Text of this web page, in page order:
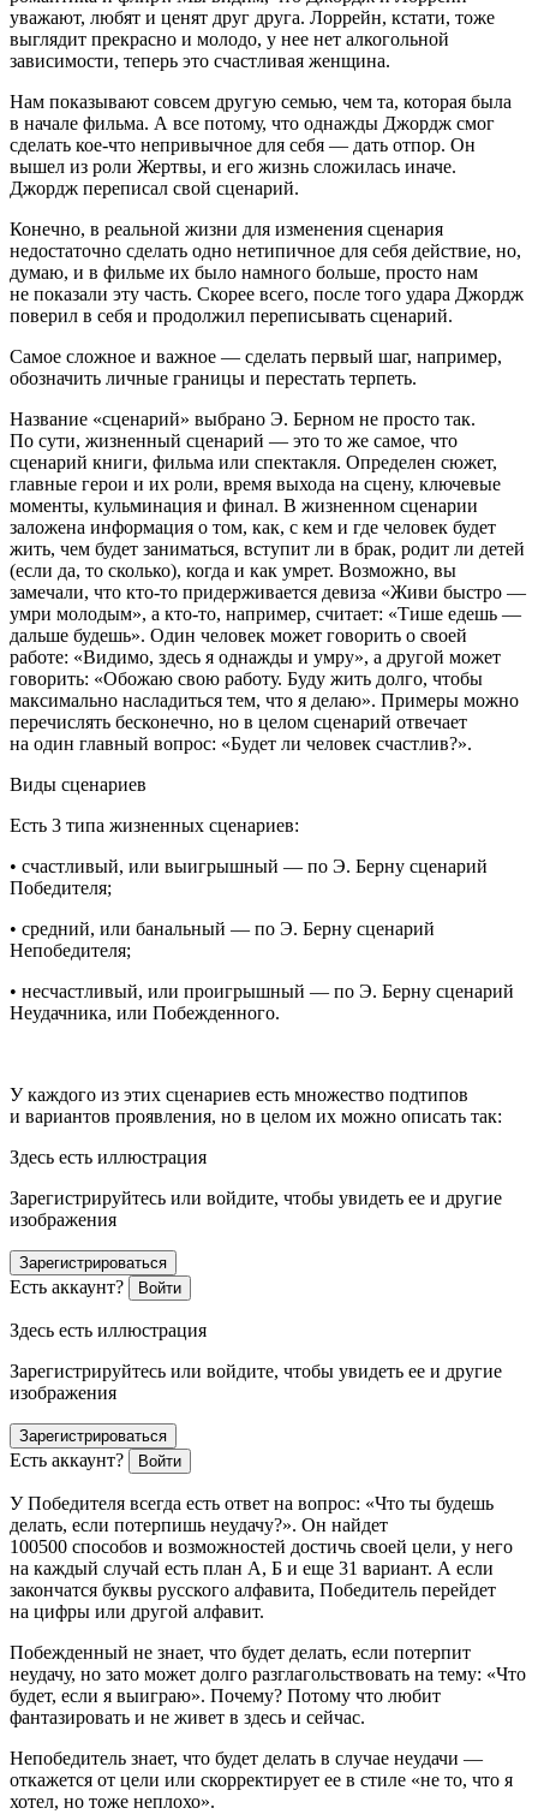
уважают, любят и ценят друг друга. Лоррейн, кстати, тоже
выглядит прекрасно и молодо, у нее нет алкогольной
зависимости, теперь это счастливая женщина.
Нам показывают совсем другую семью, чем та, которая была
в начале фильма. А все потому, что однажды Джордж смог
сделать кое-что непривычное для себя — дать отпор. Он
вышел из роли Жертвы, и его жизнь сложилась иначе.
Джордж переписал свой сценарий.
Конечно, в реальной жизни для изменения сценария
недостаточно сделать одно нетипичное для себя действие, но,
думаю, и в фильме их было намного больше, просто нам
не показали эту часть. Скорее всего, после того удара Джордж
поверил в себя и продолжил переписывать сценарий.
Самое сложное и важное — сделать первый шаг, например,
обозначить личные границы и перестать терпеть.
Название «сценарий» выбрано Э. Берном не просто так.
По сути, жизненный сценарий — это то же самое, что
сценарий книги, фильма или спектакля. Определен сюжет,
главные герои и их роли, время выхода на сцену, ключевые
моменты, кульминация и финал. В жизненном сценарии
заложена информация о том, как, с кем и где человек будет
жить, чем будет заниматься, вступит ли в брак, родит ли детей
(если да, то сколько), когда и как умрет. Возможно, вы
замечали, что кто-то придерживается девиза «Живи быстро —
умри молодым», а кто-то, например, считает: «Тише едешь —
дальше будешь». Один человек может говорить о своей
работе: «Видимо, здесь я однажды и умру», а другой может
говорить: «Обожаю свою работу. Буду жить долго, чтобы
максимально насладиться тем, что я делаю». Примеры можно
перечислять бесконечно, но в целом сценарий отвечает
на один главный вопрос: «Будет ли человек счастлив?».
Виды сценариев
Есть 3 типа жизненных сценариев:
• счастливый, или выигрышный — по Э. Берну сценарий
Победителя;
• средний, или банальный — по Э. Берну сценарий
Непобедителя;
• несчастливый, или проигрышный — по Э. Берну сценарий
Неудачника, или Побежденного.
У каждого из этих сценариев есть множество подтипов
и вариантов проявления, но в целом их можно описать так:
Здесь есть иллюстрация
Зарегистрируйтесь или войдите, чтобы увидеть ее и другие
изображения
Зарегистрироваться
Есть аккаунт? Войти
Здесь есть иллюстрация
Зарегистрируйтесь или войдите, чтобы увидеть ее и другие
изображения
Зарегистрироваться
Есть аккаунт? Войти
У Победителя всегда есть ответ на вопрос: «Что ты будешь
делать, если потерпишь неудачу?». Он найдет
100500 способов и возможностей достичь своей цели, у него
на каждый случай есть план А, Б и еще 31 вариант. А если
закончатся буквы русского алфавита, Победитель перейдет
на цифры или другой алфавит.
Побежденный не знает, что будет делать, если потерпит
неудачу, но зато может долго разглагольствовать на тему: «Что
будет, если я выиграю». Почему? Потому что любит
фантазировать и не живет в здесь и сейчас.
Непобедитель знает, что будет делать в случае неудачи —
откажется от цели или скорректирует ее в стиле «не то, что я
хотел, но тоже неплохо».